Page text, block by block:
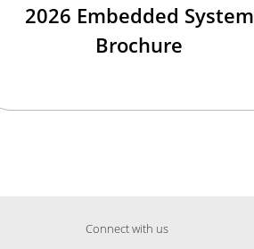
2026 Embedded System
Brochure
Connect with us